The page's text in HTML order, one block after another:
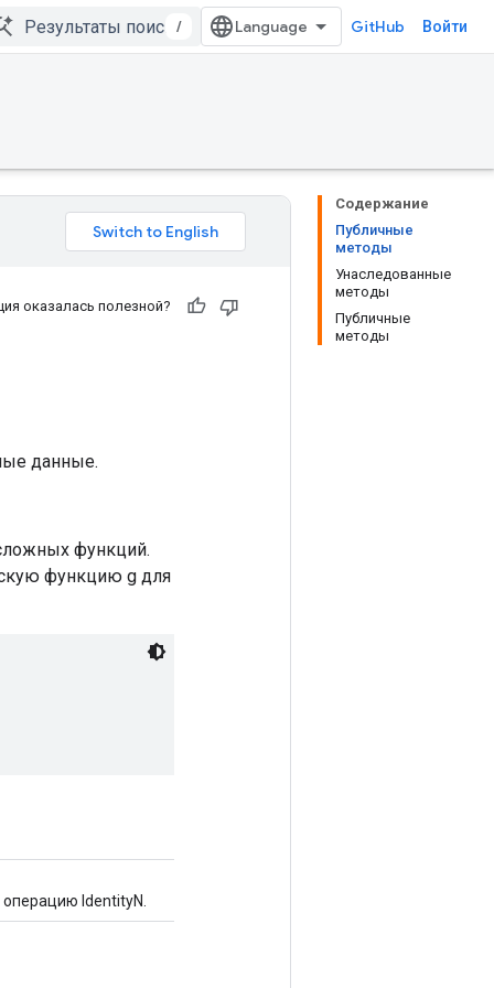
/ GitHub Войти
Содержание
Публичные
методы
Унаследованные
методы
Публичные
методы
оказалась полезной?
данные.
функций.
функцию g для
IdentityN.